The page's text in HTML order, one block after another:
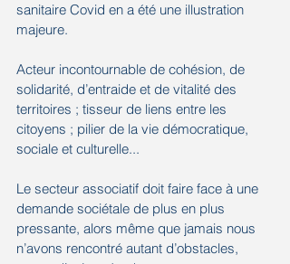
sanitaire Covid en a été une illustration
majeure.
Acteur incontournable de cohésion, de
solidarité, d’entraide et de vitalité des
territoires ; tisseur de liens entre les
citoyens ; pilier de la vie démocratique,
sociale et culturelle...
Le secteur associatif doit faire face à une
demande sociétale de plus en plus
pressante, alors même que jamais nous
n’avons rencontré autant d’obstacles,